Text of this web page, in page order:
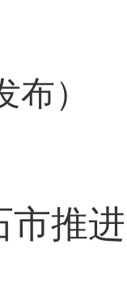
布）
市推